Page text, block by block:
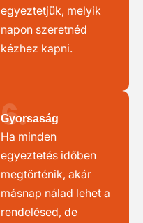
egyeztetjük, melyik
napon szeretnéd
kézhez kapni.
6.
Gyorsaság
Ha minden
egyeztetés időben
megtörténik, akár
másnap nálad lehet a
rendelésed, de